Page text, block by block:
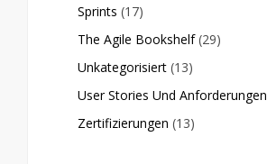
Sprints (17)
The Agile Bookshelf (29)
Unkategorisiert (13)
User Stories Und Anforderungen
Zertifizierungen (13)